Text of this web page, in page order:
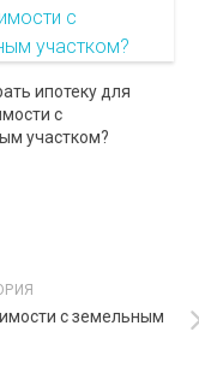
ипотеку для
с
участком?
с земельным